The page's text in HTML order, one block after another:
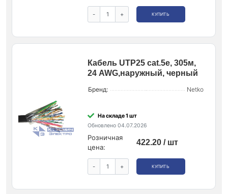
- + КУПИТЬ
Кабель UTP25 cat.5e, 305м,
24 AWG,наружный, черный
Бренд: Netko
На складе 1 шт
Обновлено 04.07.2026
Розничная
цена:
422.20 / шт
- + КУПИТЬ